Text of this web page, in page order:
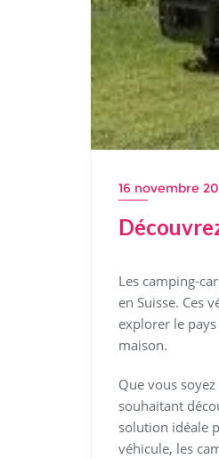
16 novembre
Les camping-
en Suisse. Ces
explorer le
maison.
Que vous
souhaitant
solution idéale
véhicule, les